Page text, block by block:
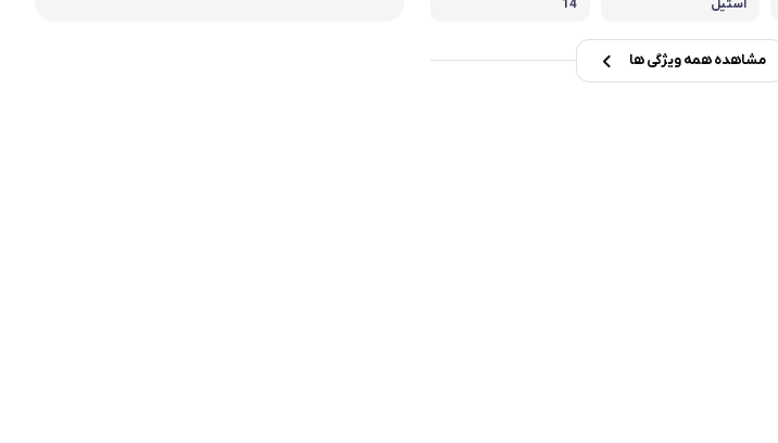
استیل 14
مشاهده همه ویژگی ها